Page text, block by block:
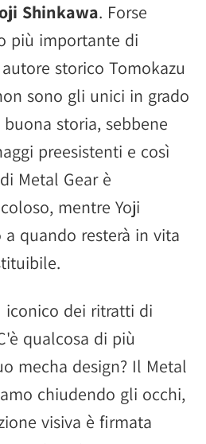
Shinkawa. Forse
più importante di
storico Tomokazu
sono gli unici in grado
storia, sebbene
preesistenti e così
Metal Gear è
mentre Yoji
quando resterà in vita
iconico dei ritratti di
qualcosa di più
mecha design? Il Metal
chiudendo gli occhi,
visiva è firmata